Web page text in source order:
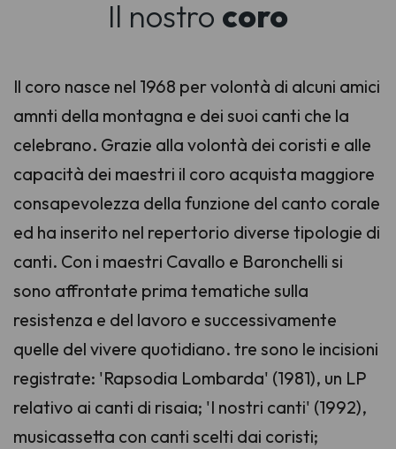
Il nostro coro
Il coro nasce nel 1968 per volontà di alcuni amici
amnti della montagna e dei suoi canti che la
celebrano. Grazie alla volontà dei coristi e alle
capacità dei maestri il coro acquista maggiore
consapevolezza della funzione del canto corale
ed ha inserito nel repertorio diverse tipologie di
canti. Con i maestri Cavallo e Baronchelli si
sono affrontate prima tematiche sulla
resistenza e del lavoro e successivamente
quelle del vivere quotidiano. tre sono le incisioni
registrate: 'Rapsodia Lombarda' (1981), un LP
relativo ai canti di risaia; 'I nostri canti' (1992),
musicassetta con canti scelti dai coristi;